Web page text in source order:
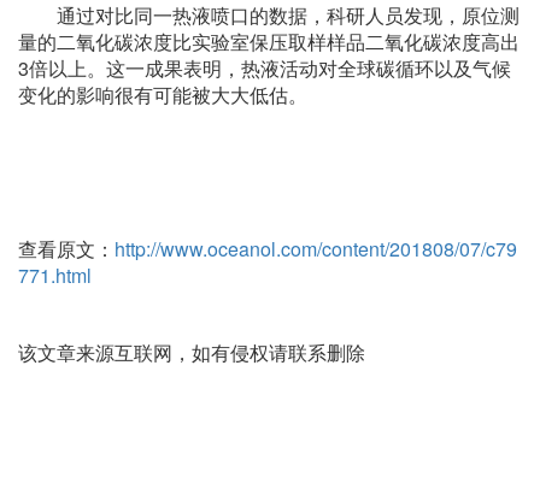
通过对比同一热液喷口的数据，科研人员发现，原位测
量的二氧化碳浓度比实验室保压取样样品二氧化碳浓度高出
3倍以上。这一成果表明，热液活动对全球碳循环以及气候
变化的影响很有可能被大大低估。
查看原文： http://www.oceanol.com/content/201808/07/c79
771.html
该文章来源互联网，如有侵权请联系删除